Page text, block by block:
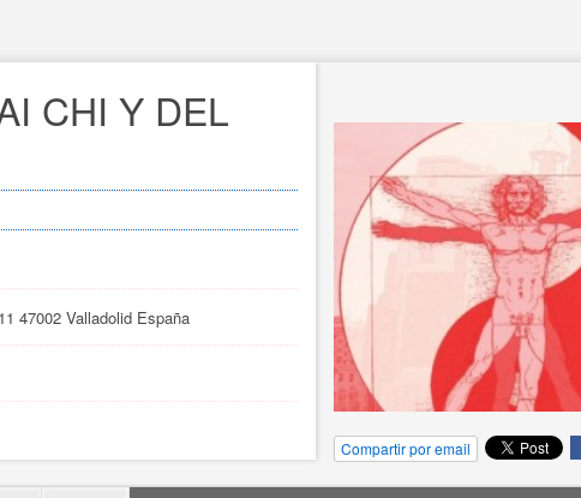
CHI Y DEL
47002 Valladolid España
Compartir por email